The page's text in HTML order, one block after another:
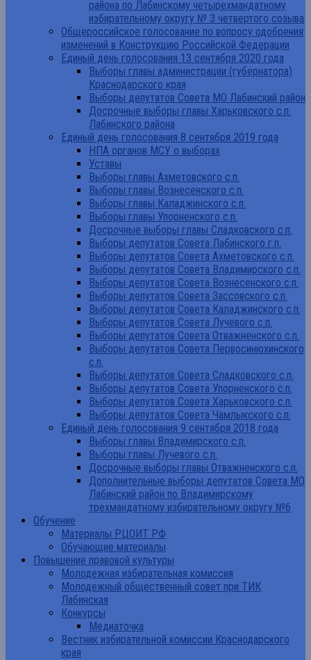
района по Лабинскому четырехмандатному
избирательному округу № 3 четвертого созыва
Общероссийское голосование по вопросу одобрения
изменений в Конструкцию Российской Федерации
Единый день голосования 13 сентября 2020 года
Выборы главы администрации (губернатора)
Краснодарского края
Выборы депутатов Совета МО Лабинский район
Досрочные выборы главы Харьковского с.п.
Лабинского района
Единый день голосования 8 сентября 2019 года
НПА органов МСУ о выборах
Уставы
Выборы главы Ахметовского с.п.
Выборы главы Вознесенского с.п.
Выборы главы Каладжинского с.п.
Выборы главы Упорненского с.п.
Досрочные выборы главы Сладковского с.п.
Выборы депутатов Совета Лабинского г.п.
Выборы депутатов Совета Ахметовского с.п.
Выборы депутатов Совета Владимирского с.п.
Выборы депутатов Совета Вознесенского с.п.
Выборы депутатов Совета Зассовского с.п.
Выборы депутатов Совета Каладжинского с.п.
Выборы депутатов Совета Лучевого с.п.
Выборы депутатов Совета Отважненского с.п.
Выборы депутатов Совета Первосинюхинского
с.п.
Выборы депутатов Совета Сладковского с.п.
Выборы депутатов Совета Упорненского с.п.
Выборы депутатов Совета Харьковского с.п.
Выборы депутатов Совета Чамлыкского с.п.
Единый день голосования 9 сентября 2018 года
Выборы главы Владимирского с.п.
Выборы главы Лучевого с.п.
Досрочные выборы главы Отважненского с.п.
Дополнительные выборы депутатов Совета МО
Лабинский район по Владимирскому
трехмандатному избирательному округу №6
Обучение
Материалы РЦОИТ РФ
Обучающие материалы
Повышение правовой культуры
Молодежная избирательная комиссия
Молодежный общественный совет при ТИК
Лабинская
Конкурсы
Медиаточка
Вестник избирательной комиссии Краснодарского
края